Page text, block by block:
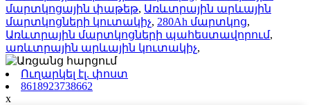
մարտկոցային փաթեթ, Առևտրային արևային
մարտկոցների կուտակիչ, 280Ah մարտկոց,
Առևտրային մարտկոցների պահեստավորում,
առևտրային արևային կուտակիչ,
Ուղարկել էլ. փոստ
8618923738662
x